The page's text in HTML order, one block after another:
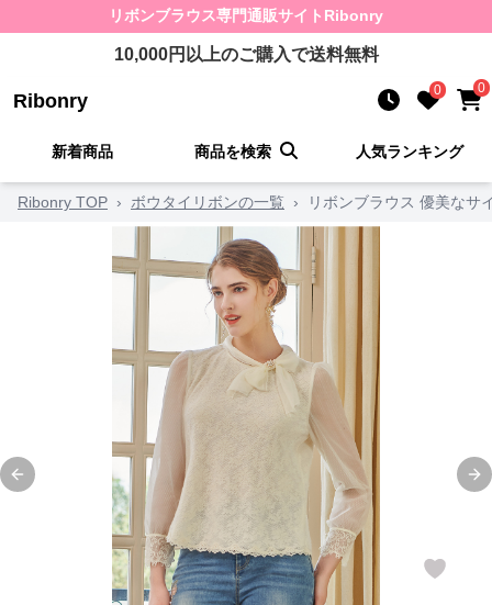
リボンブラウス専門通販サイト Ribonry
10,000円以上のご購入で送料無料
Ribonry 0 0
新着商品 商品を検索 人気ランキング
Ribonry TOP › ボウタイリボンの一覧 › リボンブラウス 優美なサ
Previous slide